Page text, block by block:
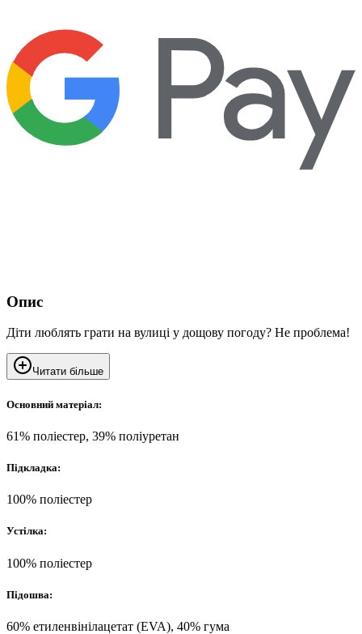
Опис
Діти люблять грати на вулиці у дощову погоду? Не проблема!
Читати більше
Основний матеріал:
61% поліестер, 39% поліуретан
Підкладка:
100% поліестер
Устілка:
100% поліестер
Підошва:
60% етиленвінілацетат (EVA), 40% гума